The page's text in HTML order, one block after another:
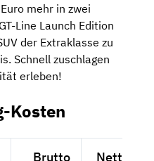
mehr in zwei
Line Launch Edition
der Extraklasse zu
Schnell zuschlagen
erleben!
Kosten
Brutto Netto